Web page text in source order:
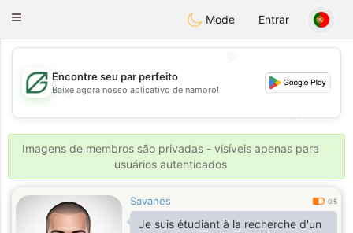
Dating
Toggle
Mode Entrar
💖
💕
💕
Encontre seu par perfeito
Baixe agora nosso aplicativo de namoro!
Imagens de membros são privadas - visíveis apenas para
usuários autenticados
Savanes 0.5
Je suis étudiant à la recherche d'un